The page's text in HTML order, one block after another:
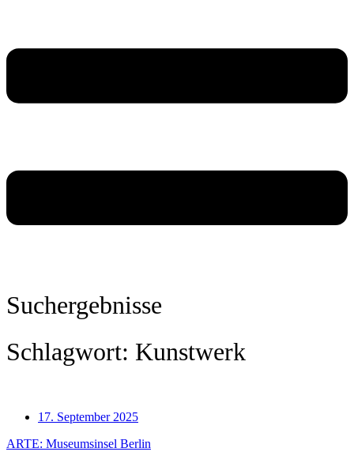
Suchergebnisse
Schlagwort: Kunstwerk
17. September 2025
ARTE: Museumsinsel Berlin